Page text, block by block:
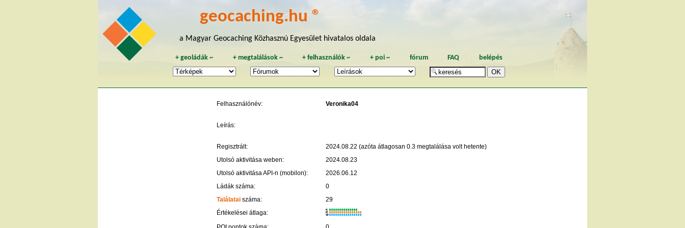
geocaching.hu ®
a Magyar Geocaching Közhasznú Egyesület hivatalos oldala
+geoládák ~ + megtalálások~ +felhasználók ~ + poi~ fórum FAQ belépés
Felhasználónév: Veronika04
Leírás:
Regisztrált:
2024.08.22 (azóta átlagosan 0.3 megtalálása volt hetente)
Utolsó aktivitása weben:
2024.08.23
Utolsó aktivitása API-n (mobilon):
2026.06.12
Ládák száma:
0
Találatai száma:
29
Értékelései átlaga:
K
R
W